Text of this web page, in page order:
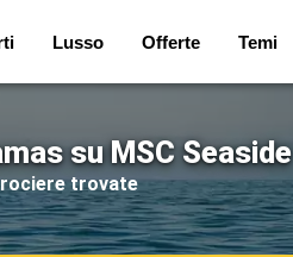
Lusso Offerte Temi
su MSC Seaside
trovate